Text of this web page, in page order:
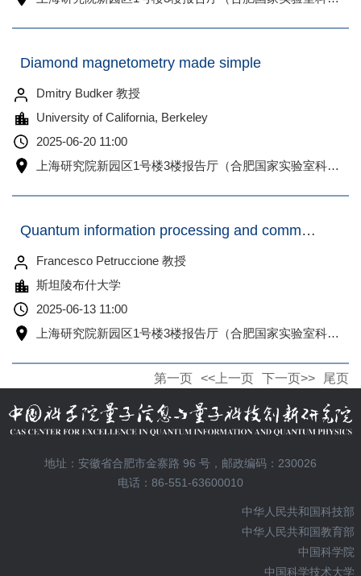
Diamond magnetometry made simple
Dmitry Budker 教授
University of California, Berkeley
2025-06-20 11:00
上海研究院新园区1号楼3楼报告厅（合肥国家实验室科研楼南楼A712、科大物质楼B1102同步视频）
Quantum information processing and communication in Stellenbosch: an overview
Francesco Petruccione 教授
斯坦陵布什大学
2025-06-13 11:00
上海研究院新园区1号楼3楼报告厅（合肥国家实验室科研楼南楼A712、科大物质楼B1102同步视频）
第一页 <<上一页 下一页>> 尾页
地址：安徽省合肥市金寨路 96 号，邮政编码：230026
电话：86-551-63600010
中华人民共和国科技部
中华人民共和国教育部
中国科学院
中国科学技术大学